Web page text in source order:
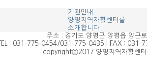
기관안내
양평지역자활센터를
소개합니다
주소 : 경기도 양평군 양평읍 양근
TEL : 031-775-0454/031-775-0435 | FAX : 031-
copyrightⓒ2017 양평지역자활센